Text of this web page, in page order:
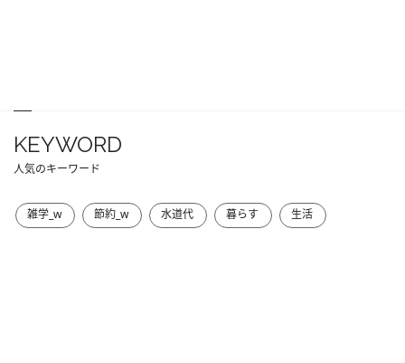
KEYWORD
人気のキーワード
雑学_w 節約_w 水道代 暮らす 生活